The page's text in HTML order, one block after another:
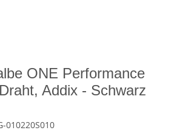
ONE Performance
Addix - Schwarz
010220S010